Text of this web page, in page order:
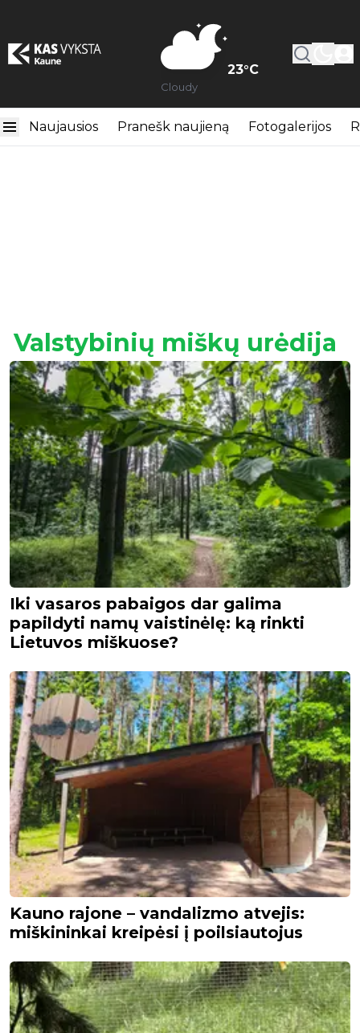
23°C
Cloudy
Naujausios Pranešk naujieną Fotogalerijos
Valstybinių miškų urėdija
Iki vasaros pabaigos dar galima
papildyti namų vaistinėlę: ką rinkti
Lietuvos miškuose?
Kauno rajone – vandalizmo atvejis:
miškininkai kreipėsi į poilsiautojus